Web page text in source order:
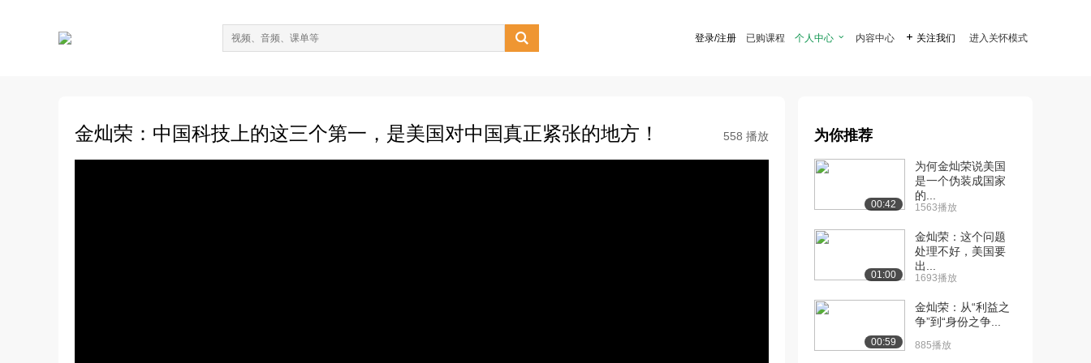
 登录/注册 已购课程 个人中心  内容中心  关注我们 进入关怀模式
金灿荣：中国科技上的这三个第一，是美国对中国真正紧张的地方！ 558 播放 为你推荐
00:42
为何金灿荣说美国
是一个伪装成国家
的...
1563播放
01:00
金灿荣：这个问题
处理不好，美国要
出...
1693播放
00:59
金灿荣：从“利益之
争”到“身份之争...
885播放